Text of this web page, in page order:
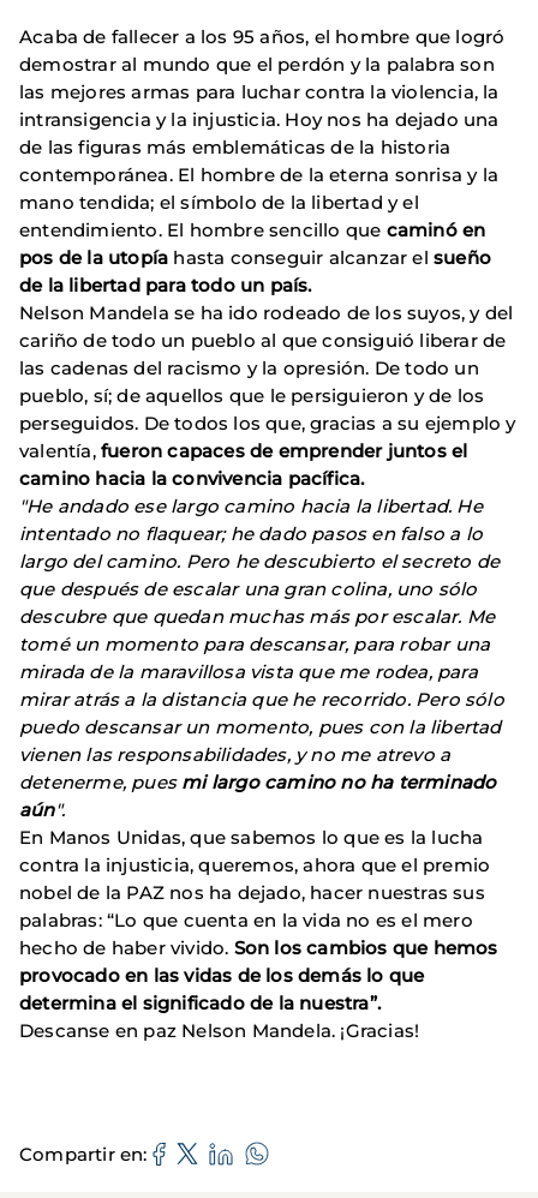
Acaba de fallecer a los 95 años, el hombre que logró
demostrar al mundo que el perdón y la palabra son
las mejores armas para luchar contra la violencia, la
intransigencia y la injusticia. Hoy nos ha dejado una
de las figuras más emblemáticas de la historia
contemporánea. El hombre de la eterna sonrisa y la
mano tendida; el símbolo de la libertad y el
entendimiento. El hombre sencillo que caminó en
pos de la utopía hasta conseguir alcanzar elsueño
de la libertad para todo un país.
Nelson Mandela se ha ido rodeado de los suyos, y del
cariño de todo un pueblo al que consiguió liberar de
las cadenas del racismo y la opresión. De todo un
pueblo, sí; de aquellos que le persiguieron y de los
perseguidos. De todos los que, gracias a su ejemplo y
valentía, fueron capaces de emprender juntos el
camino hacia la convivencia pacífica.
"He andado ese largo camino hacia la libertad. He
intentado no flaquear; he dado pasos en falso a lo
largo del camino. Pero he descubierto el secreto de
que después de escalar una gran colina, uno sólo
descubre que quedan muchas más por escalar. Me
tomé un momento para descansar, para robar una
mirada de la maravillosa vista que me rodea, para
mirar atrás a la distancia que he recorrido. Pero sólo
puedo descansar un momento, pues con la libertad
vienen las responsabilidades, y no me atrevo a
detenerme, pues mi largo camino no ha terminado
aún".
En Manos Unidas, que sabemos lo que es la lucha
contra la injusticia, queremos, ahora que el premio
nobel de la PAZ nos ha dejado, hacer nuestras sus
palabras: “Lo que cuenta en la vida no es el mero
hecho de haber vivido. Son los cambios que hemos
provocado en las vidas de los demás lo que
determina el significado de la nuestra”.
Descanse en paz Nelson Mandela. ¡Gracias!
Compartir en